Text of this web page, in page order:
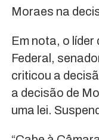
Moraes na
Em nota, o
Federal,
criticou a
a decisão de
uma lei.